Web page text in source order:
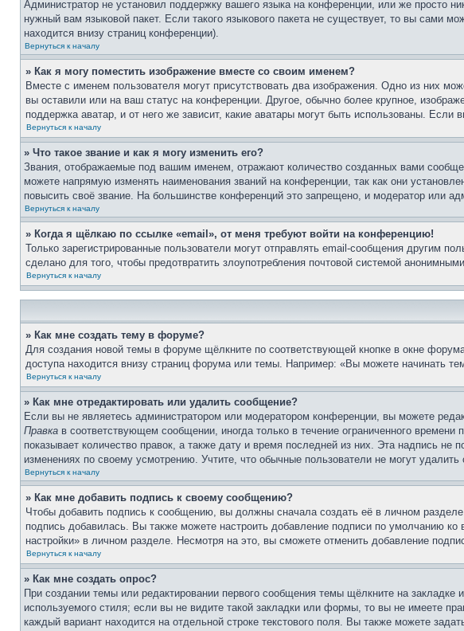
Администратор не установил поддержку вашего языка на конференции, или же просто
нужный вам языковой пакет. Если такого языкового пакета не существует, то вы сами
находится внизу страниц конференции).
Вернуться к началу
» Как я могу поместить изображение вместе со своим именем?
Вместе с именем пользователя могут присутствовать два изображения. Одно из них
вы оставили или на ваш статус на конференции. Другое, обычно более крупное,
поддержка аватар, и от него же зависит, какие аватары могут быть использованы.
Вернуться к началу
» Что такое звание и как я могу изменить его?
Звания, отображаемые под вашим именем, отражают количество созданных вами
можете напрямую изменять наименования званий на конференции, так как они
повысить своё звание. На большинстве конференций это запрещено, и модератор или
Вернуться к началу
» Когда я щёлкаю по ссылке «email», от меня требуют войти на конференцию!
Только зарегистрированные пользователи могут отправлять email-сообщения другим
сделано для того, чтобы предотвратить злоупотребления почтовой системой
Вернуться к началу
» Как мне создать тему в форуме?
Для создания новой темы в форуме щёлкните по соответствующей кнопке в окне
доступа находится внизу страниц форума или темы. Например: «Вы можете начинать
Вернуться к началу
» Как мне отредактировать или удалить сообщение?
Если вы не являетесь администратором или модератором конференции, вы можете
Правка в соответствующем сообщении, иногда только в течение ограниченного
показывает количество правок, а также дату и время последней из них. Эта надпись
изменениях по своему усмотрению. Учтите, что обычные пользователи не могут
Вернуться к началу
» Как мне добавить подпись к своему сообщению?
Чтобы добавить подпись к сообщению, вы должны сначала создать её в личном
подпись добавилась. Вы также можете настроить добавление подписи по умолчанию
настройки» в личном разделе. Несмотря на это, вы сможете отменить добавление
Вернуться к началу
» Как мне создать опрос?
При создании темы или редактировании первого сообщения темы щёлкните на закладке
используемого стиля; если вы не видите такой закладки или формы, то вы не имеете
каждый вариант находится на отдельной строке текстового поля. Вы также можете